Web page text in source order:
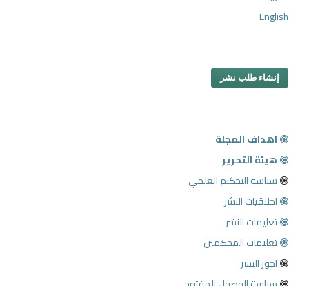
English
إنشاء طلب نشر
اهداف المجلة
هيئة التحرير
سياسة التحكيم العلمي
اخلاقيات النشر
تعليمات النشر
تعليمات المحكمين
اجور النشر